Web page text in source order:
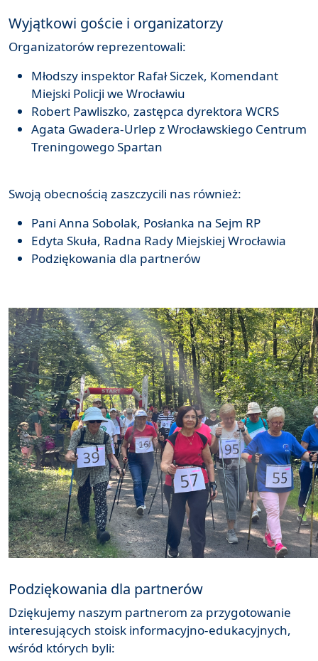
Wyjątkowi goście i organizatorzy
Organizatorów reprezentowali:
Młodszy inspektor Rafał Siczek, Komendant
Miejski Policji we Wrocławiu
Robert Pawliszko, zastępca dyrektora WCRS
Agata Gwadera-Urlep z Wrocławskiego Centrum
Treningowego Spartan
Swoją obecnością zaszczycili nas również:
Pani Anna Sobolak, Posłanka na Sejm RP
Edyta Skuła, Radna Rady Miejskiej Wrocławia
Podziękowania dla partnerów
Podziękowania dla partnerów
Dziękujemy naszym partnerom za przygotowanie
interesujących stoisk informacyjno-edukacyjnych,
wśród których byli: